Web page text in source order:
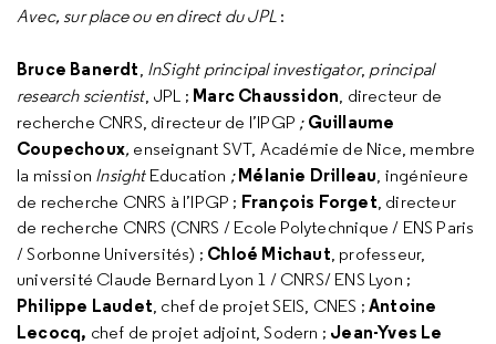
Avec, sur place ou en direct du JPL :
Bruce Banerdt, InSight principal investigator, principal
research scientist, JPL ; Marc Chaussidon, directeur de
recherche CNRS, directeur de l’IPGP ; Guillaume
Coupechoux, enseignant SVT, Académie de Nice, membre
la mission Insight Education ; Mélanie Drilleau, ingénieure
de recherche CNRS à l’IPGP ; François Forget, directeur
de recherche CNRS (CNRS / Ecole Polytechnique / ENS Paris
/ Sorbonne Universités) ; Chloé Michaut, professeur,
université Claude Bernard Lyon 1 / CNRS/ ENS Lyon ;
Philippe Laudet, chef de projet SEIS, CNES ; Antoine
Lecocq, chef de projet adjoint, Sodern ; Jean-Yves Le